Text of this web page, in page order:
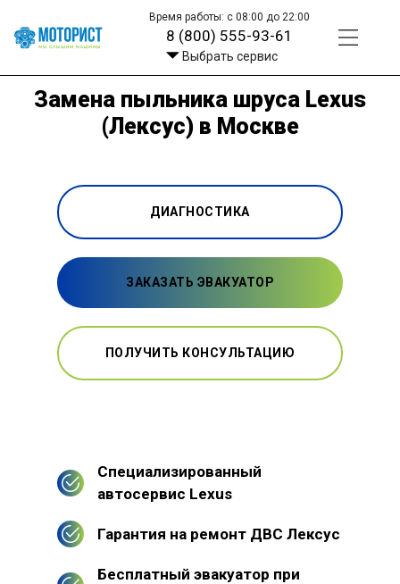
Время работы: с 08:00 до 22:00
8 (800) 555-93-61
Выбрать сервис
Замена пыльника шруса Lexus
(Лексус) в Москве
ДИАГНОСТИКА
ЗАКАЗАТЬ ЭВАКУАТОР
ПОЛУЧИТЬ КОНСУЛЬТАЦИЮ
Специализированный
автосервис Lexus
Гарантия на ремонт ДВС Лексус
Бесплатный эвакуатор при